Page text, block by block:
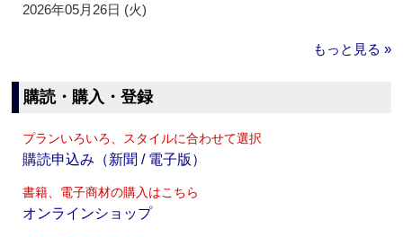
2026年05月26日 (火)
もっと見る »
購読・購入・登録
プランいろいろ、スタイルに合わせて選択
購読申込み（新聞 / 電子版）
書籍、電子商材の購入はこちら
オンラインショップ